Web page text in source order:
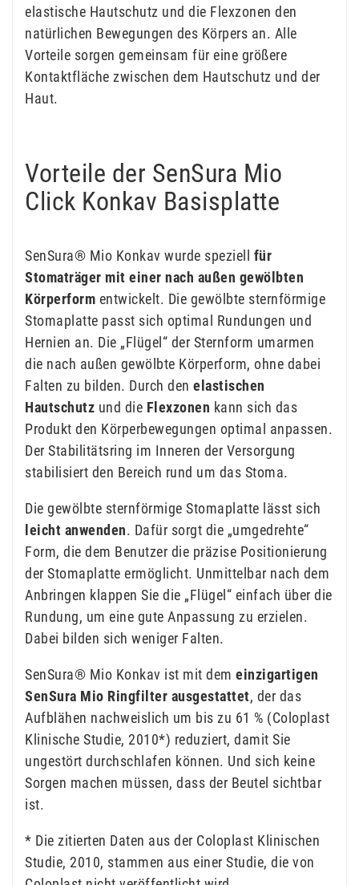
elastische Hautschutz und die Flexzonen den
natürlichen Bewegungen des Körpers an. Alle
Vorteile sorgen gemeinsam für eine größere
Kontaktfläche zwischen dem Hautschutz und der
Haut.
Vorteile der SenSura Mio
Click Konkav Basisplatte
SenSura® Mio Konkav wurde speziell für
Stomaträger mit einer nach außen gewölbten
Körperform entwickelt. Die gewölbte sternförmige
Stomaplatte passt sich optimal Rundungen und
Hernien an. Die „Flügel“ der Sternform umarmen
die nach außen gewölbte Körperform, ohne dabei
Falten zu bilden. Durch den elastischen
Hautschutz und die Flexzonen kann sich das
Produkt den Körperbewegungen optimal anpassen.
Der Stabilitätsring im Inneren der Versorgung
stabilisiert den Bereich rund um das Stoma.
Die gewölbte sternförmige Stomaplatte lässt sich
leicht anwenden. Dafür sorgt die „umgedrehte“
Form, die dem Benutzer die präzise Positionierung
der Stomaplatte ermöglicht. Unmittelbar nach dem
Anbringen klappen Sie die „Flügel“ einfach über die
Rundung, um eine gute Anpassung zu erzielen.
Dabei bilden sich weniger Falten.
SenSura® Mio Konkav ist mit dem einzigartigen
SenSura Mio Ringfilter ausgestattet, der das
Aufblähen nachweislich um bis zu 61 % (Coloplast
Klinische Studie, 2010*) reduziert, damit Sie
ungestört durchschlafen können. Und sich keine
Sorgen machen müssen, dass der Beutel sichtbar
ist.
* Die zitierten Daten aus der Coloplast Klinischen
Studie, 2010, stammen aus einer Studie, die von